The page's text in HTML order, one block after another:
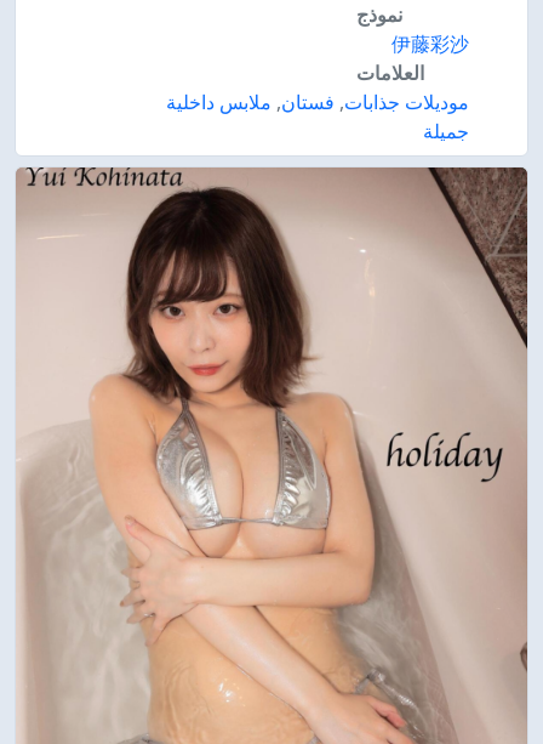
نموذج
伊藤彩沙
العلامات
موديلات جذابات, فستان, ملابس داخلية
جميلة